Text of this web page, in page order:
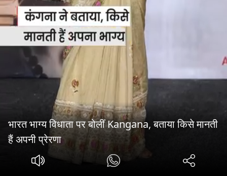
भारत भाग्य विधाता पर बोलीं Kangana, बताया किसे मानती
हैं अपनी प्रेरणा